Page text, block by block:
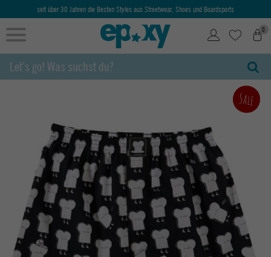
seit über 30 Jahren die Besten Styles aus Streetwear, Shoes und Boardsports
0
Sale